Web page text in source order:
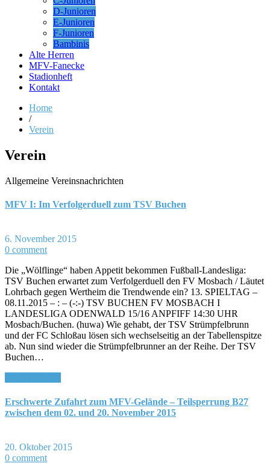
D-Junioren
E-Junioren
F-Junioren
Bambinis
Alte Herren
MFV-Fanecke
Stadionheft
Kontakt
Home
/
Verein
Verein
Allgemeine Vereinsnachrichten
MFV I: Im Verfolgerduell zum TSV Buchen
6. November 2015
0 comment
Die „Wölflinge“ haben Appetit bekommen Fußball-Landesliga:
TSV Buchen erwartet zum Verfolgerduell den FV Mosbach / Läutet
Lohrbach gegen Wertheim die Trendwende ein? 13. SPIELTAG –
08.11.2015 – : – (-:-) TSV BUCHEN FV MOSBACH I
LANDESLIGA ODENWALD 15/16 ANPFIFF 14:30 UHR
Mosbach/Buchen. (huwa) Wie gehabt, der TSV Strümpfelbrunn
und der FC Schloßau lösen sich wechselseitig an der Tabellenspitze
ab. Nun sind wieder die Strümpfelbrunner an der Reihe. Der TSV
Buchen…
Erschwerte Zufahrt zum MFV-Gelände – Teilsperrung B27
zwischen dem 02. und 20. November 2015
20. Oktober 2015
0 comment